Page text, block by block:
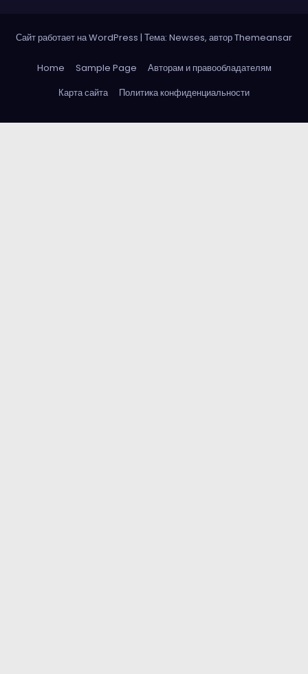
Сайт работает на WordPress | Тема: Newses, авторThemeansar
Home Sample Page
Авторам и правообладателям
Карта сайта
Политика конфиденциальности